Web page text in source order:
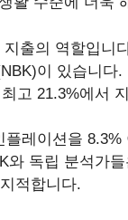
출의 역할입니
이 있습니다
고 21.3%에서
레이션을
독립 분석가
적합니다.